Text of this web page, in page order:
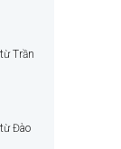
Trần
Đào